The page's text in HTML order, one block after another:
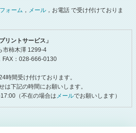
ォーム ， メール ，お電話 で受け付けておりま
リントサービス」
柿木澤 1299-4
：028-666-0130
間受け付けております。
下記の時間にお願いします。
（不在の場合はメールでお願いします）